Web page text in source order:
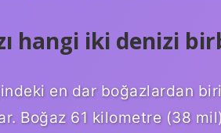
hangi iki denizi
en dar boğazlardan
Boğaz 61 kilometre (38